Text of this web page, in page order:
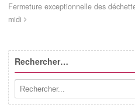
Fermeture exceptionnelle des
midi
Rechercher…